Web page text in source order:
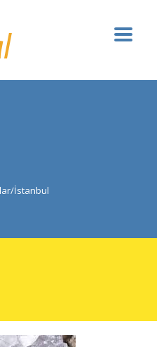
İstanbul